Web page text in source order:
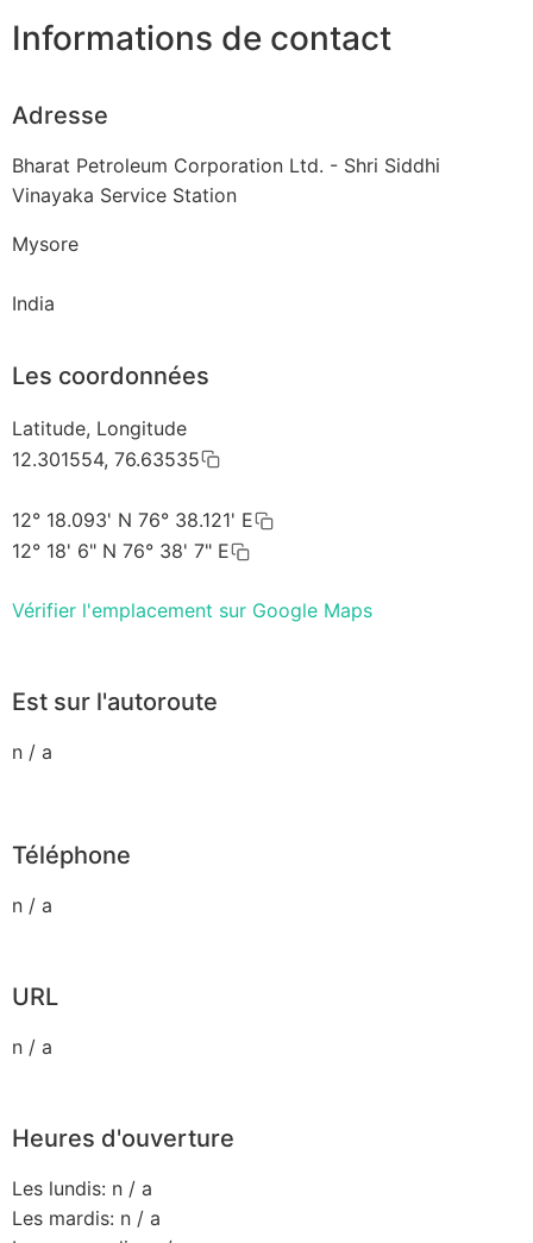
Informations de contact
Adresse
Bharat Petroleum Corporation Ltd. - Shri Siddhi
Vinayaka Service Station
Mysore
India
Les coordonnées
Latitude, Longitude
12.301554, 76.63535
12° 18.093' N 76° 38.121' E
12° 18' 6" N 76° 38' 7" E
Vérifier l'emplacement sur Google Maps
Est sur l'autoroute
n / a
Téléphone
n / a
URL
n / a
Heures d'ouverture
Les lundis: n / a
Les mardis: n / a